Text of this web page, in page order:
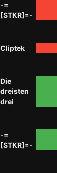
-=
[STKR]=-
Cliptek
Die
dreisten
drei
-=
[STKR]=-